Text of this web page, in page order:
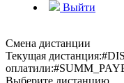
Выйти
Смена дистанции
Текущая дистанция:
оплатили:
Выберите дистанцию